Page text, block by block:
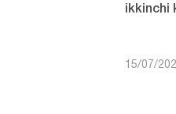
ikkinchi
15/07/